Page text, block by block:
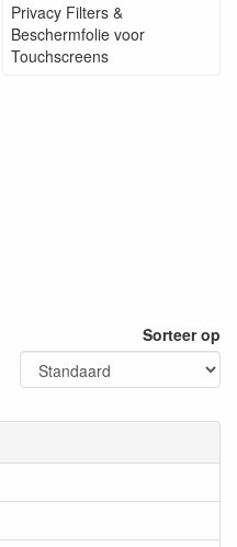
Privacy Filters &
Beschermfolie voor
Touchscreens
Sorteer op